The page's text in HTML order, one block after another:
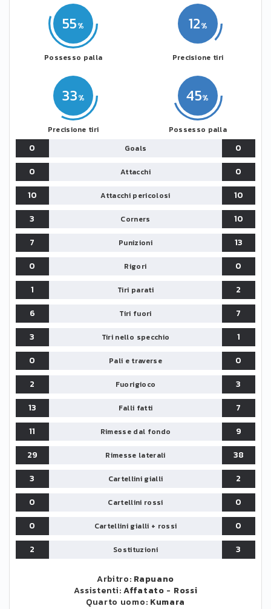
55
Possesso palla
33
Precisione tiri
45
Possesso palla
12
Precisione tiri
0 Goals
0
0
Attacchi
0
10
Attacchi pericolosi
10
3
Corners
10
7
Punizioni
13
0
Rigori
0
1
Tiri parati
2
6
Tiri fuori
7
3
Tiri nello specchio
1
0
Pali e traverse
0
2
Fuorigioco
3
13
Falli fatti
7
11
Rimesse dal fondo
9
29
Rimesse laterali
38
3
Cartellini gialli
2
0
Cartellini rossi
0
0
Cartellini gialli + rossi
0
2
Sostituzioni 3
Arbitro: Rapuano
Assistenti:Affatato - Rossi
Quarto uomo: Kumara